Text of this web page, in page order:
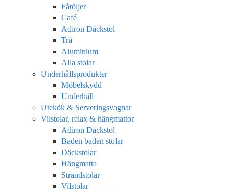
Fåtöljer
Café
Adiron Däckstol
Trä
Aluminium
Alla stolar
Underhållsprodukter
Möbelskydd
Underhåll
Utekök & Serveringsvagnar
Vilstolar, relax & hängmattor
Adiron Däckstol
Baden baden stolar
Däckstolar
Hängmatta
Strandstolar
Vilstolar